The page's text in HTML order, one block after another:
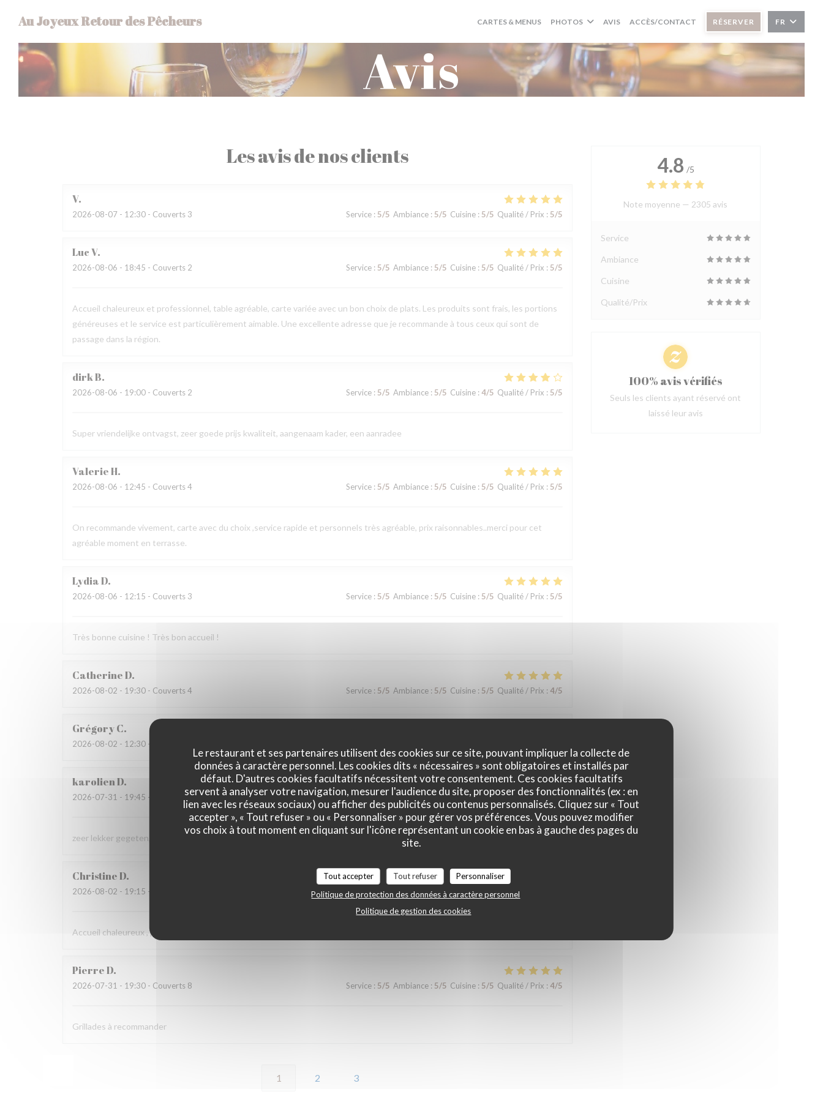
Le restaurant et ses partenaires utilisent des cookies sur ce site, pouvant impliquer la collecte de
données à caractère personnel. Les cookies dits « nécessaires » sont obligatoires et installés par
défaut. D'autres cookies facultatifs nécessitent votre consentement. Ces cookies facultatifs
servent à analyser votre navigation, mesurer l'audience du site, proposer des fonctionnalités (ex : en
lien avec les réseaux sociaux) ou afficher des publicités ou contenus personnalisés. Cliquez sur « Tout
accepter », « Tout refuser » ou « Personnaliser » pour gérer vos préférences. Vous pouvez modifier
vos choix à tout moment en cliquant sur l'icône représentant un cookie en bas à gauche des pages du
site.
Tout accepter Tout refuser
Personnaliser
Politique de protection des données à caractère personnel
Politique de gestion des cookies
Au Joyeux Retour des Pêcheurs CARTES & MENUS PHOTOS AVIS ACCÈS/CONTACT RÉSERVER FR
Avis
Les avis de nos clients
V
2026-08-07 - 12:30 - Couverts 3 Service: 5/5 Ambiance: 5/5 Cuisine: 5/5 Qualité / Prix : 5/5
LucV
2026-08-06 - 18:45 - Couverts 2 Service: 5/5 Ambiance: 5/5 Cuisine: 5/5 Qualité / Prix : 5/5
Accueil chaleureux et professionnel, table agréable, carte variée avec un bon choix de plats. Les produits sont frais, les portions
généreuses et le service est particulièrement aimable. Une excellente adresse que je recommande à tous ceux qui sont de
passage dans la région.
dirkB
2026-08-06 - 19:00 - Couverts 2 Service: 5/5 Ambiance: 5/5 Cuisine: 4/5 Qualité / Prix : 5/5
Super vriendelijke ontvagst, zeer goede prijs kwaliteit, aangenaam kader, een aanradee
ValerieH
2026-08-06 - 12:45 - Couverts 4 Service: 5/5 Ambiance: 5/5 Cuisine: 5/5 Qualité / Prix : 5/5
On recommande vivement, carte avec du choix ,service rapide et personnels très agréable, prix raisonnables..merci pour cet
agréable moment en terrasse.
LydiaD
2026-08-06 - 12:15 - Couverts 3 Service: 5/5 Ambiance: 5/5 Cuisine: 5/5 Qualité / Prix : 5/5
Très bonne cuisine ! Très bon accueil !
CatherineD
2026-08-02 - 19:30 - Couverts 4 Service: 5/5 Ambiance: 5/5 Cuisine: 5/5 Qualité / Prix : 4/5
GrégoryC
2026-08-02 - 12:30 - Couverts 2
karolienD
2026-07-31 - 19:45 - Couverts 4 Service: 5/5 Ambiance:4 /5 Cuisine: 4/5 Qualité / Prix: 4/5
zeer lekker gegeten, zeer vriendelijke bediening
ChristineD
2026-08-02 - 19:15 - Couverts 2 Service: 5/5 Ambiance: 5/5 Cuisine: 5/5 Qualité / Prix
Accueil chaleureux , professionnel
PierreD
2026-07-31 - 19:30 - Couverts 8 Service: 5/5 Ambiance: 5/5 Cuisine: 5/5 Qualité / Prix : 4/5
Grillades à recommander
1 2 3
4.8 /5
Note moyenne — 2305 avis
Service
Ambiance
Cuisine
Qualité/Prix
100% avis vérifiés
Seuls les clients ayant réservé ont
laissé leur avis